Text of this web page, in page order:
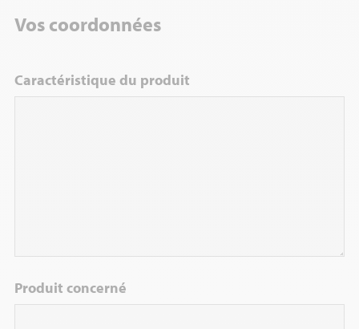
Vos coordonnées
Caractéristique du produit
Produit concerné